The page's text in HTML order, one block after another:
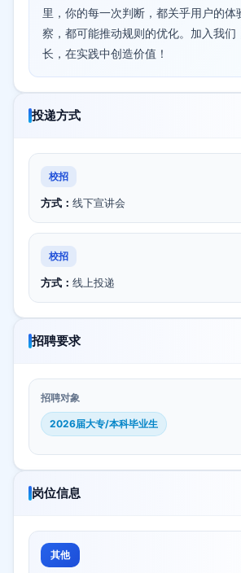
里，你的每一次判断，都关乎用户的体
察，都可能推动规则的优化。加入我们
长，在实践中创造价值！
投递方式
校招
方式： 线下宣讲会
校招
方式： 线上投递
招聘要求
招聘对象
2026届大专/本科毕业生
岗位信息
其他